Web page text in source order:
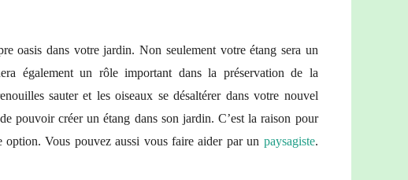
oasis dans votre jardin. Non seulement votre étang sera un
également un rôle important dans la préservation de la
sauter et les oiseaux se désaltérer dans votre nouvel
pouvoir créer un étang dans son jardin. C’est la raison pour
Vous pouvez aussi vous faire aider par un paysagiste.